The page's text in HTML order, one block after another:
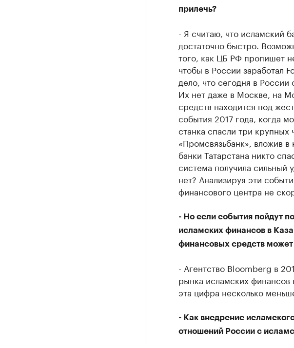
прилечь?
- Я считаю, что исламский
достаточно быстро.
того, как ЦБ РФ пропишет
чтобы в России заработал
дело, что сегодня в России
Их нет даже в Москве, на
средств находится под
события 2017 года, когда
станка спасли три
«Промсвязьбанк», вложив
банки Татарстана никто
система получила сильный
нет? Анализируя эти
финансового центра не
- Но если события пойдут
исламских финансов в
финансовых средств может
- Агентство Bloomberg в
рынка исламских финансов
эта цифра несколько
- Как внедрение
отношений России с